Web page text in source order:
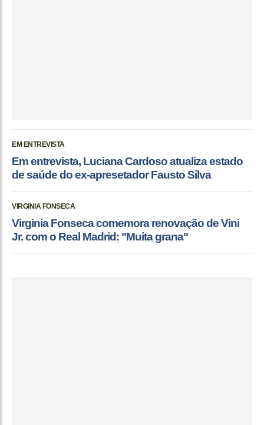
EM ENTREVISTA
Em entrevista, Luciana Cardoso atualiza estado
de saúde do ex-apresetador Fausto Silva
VIRGINIA FONSECA
Virginia Fonseca comemora renovação de Vini
Jr. com o Real Madrid: "Muita grana"